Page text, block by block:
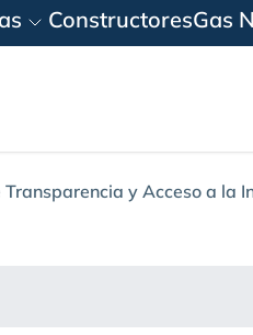
ConstructoresGas
Transparencia y Acceso a la